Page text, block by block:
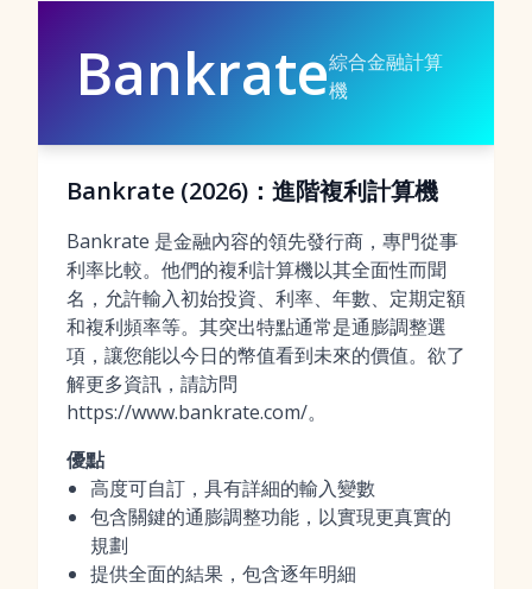
Bankrate綜合金融計算
機
Bankrate (2026)：進階複利計算機
Bankrate 是金融內容的領先發行商，專門從事
利率比較。他們的複利計算機以其全面性而聞
名，允許輸入初始投資、利率、年數、定期定額
和複利頻率等。其突出特點通常是通膨調整選
項，讓您能以今日的幣值看到未來的價值。欲了
解更多資訊，請訪問
https://www.bankrate.com/。
優點
高度可自訂，具有詳細的輸入變數
包含關鍵的通膨調整功能，以實現更真實的
規劃
提供全面的結果，包含逐年明細